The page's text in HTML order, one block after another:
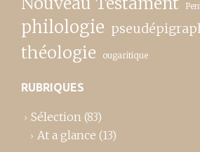
philologie
théologie ougaritique
RUBRIQUES
Sélection (83)
At a glance (13)